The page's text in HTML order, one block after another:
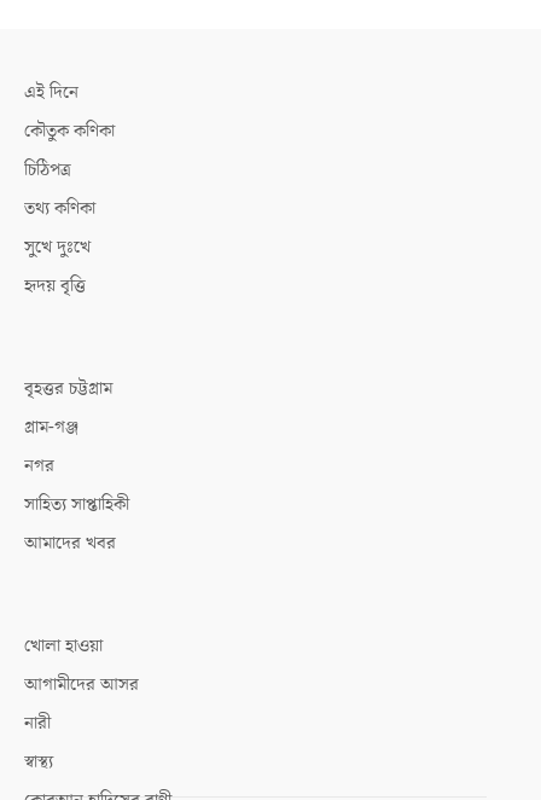
এই দিনে
কৌতুক কণিকা
চিঠিপত্র
তথ্য কণিকা
সুখে দুঃখে
হৃদয় বৃত্তি
বৃহত্তর চট্টগ্রাম
গ্রাম-গঞ্জ
নগর
সাহিত্য সাপ্তাহিকী
আমাদের খবর
খোলা হাওয়া
আগামীদের আসর
নারী
স্বাস্থ্য